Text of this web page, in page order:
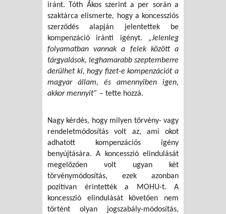
iránt. Tóth Ákos szerint a per során a
szaktárca elismerte, hogy a koncessziós
szerződés alapján jelentettek be
kompenzáció iránti igényt. „Jelenleg
folyamatban vannak a felek között a
tárgyalások, leghamarabb szeptemberre
derülhet ki, hogy fizet-e kompenzációt a
magyar állam, és amennyiben igen,
akkor mennyit” – tette hozzá.
Nagy kérdés, hogy milyen törvény- vagy
rendeletmódosítás volt az, ami okot
adhatott kompenzációs igény
benyújtására. A koncesszió elindulását
megelőzően volt ugyan két
törvénymódosítás, ezek azonban
pozitívan érintették a MOHU-t. A
koncesszió elindulását követően nem
történt olyan jogszabály-módosítás,